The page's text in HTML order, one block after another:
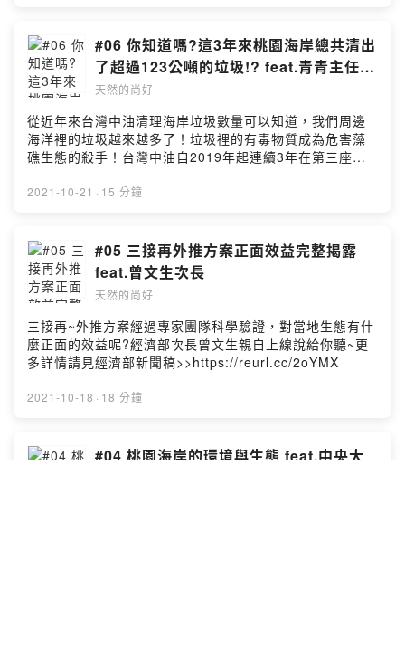
#06 你知道嗎?這3年來桃園海岸總共清出
了超過123公噸的垃圾!? feat.青青主任與
觀塘哥哥
天然的尚好
從近年來台灣中油清理海岸垃圾數量可以知道，我們周邊
海洋裡的垃圾越來越多了！垃圾裡的有毒物質成為危害藻
礁生態的殺手！台灣中油自2019年起連續3年在第三座液
淨觀塘」淨灘活動，累積至今，已經清除超過123公噸的海
環境~三接和生態保育並存，我們會持續做下去！
2021-10-21 · 15 分鐘
#05 三接再外推方案正面效益完整揭露
feat.曾文生次長
天然的尚好
三接再~外推方案經過專家團隊科學驗證，對當地生態有什
麼正面的效益呢?經濟部次長曾文生親自上線說給你聽~更
多詳情請見經濟部新聞稿>>https://reurl.cc/2oYMX
2021-10-18 · 18 分鐘
#04 桃園海岸的環境與生態 feat.中央大